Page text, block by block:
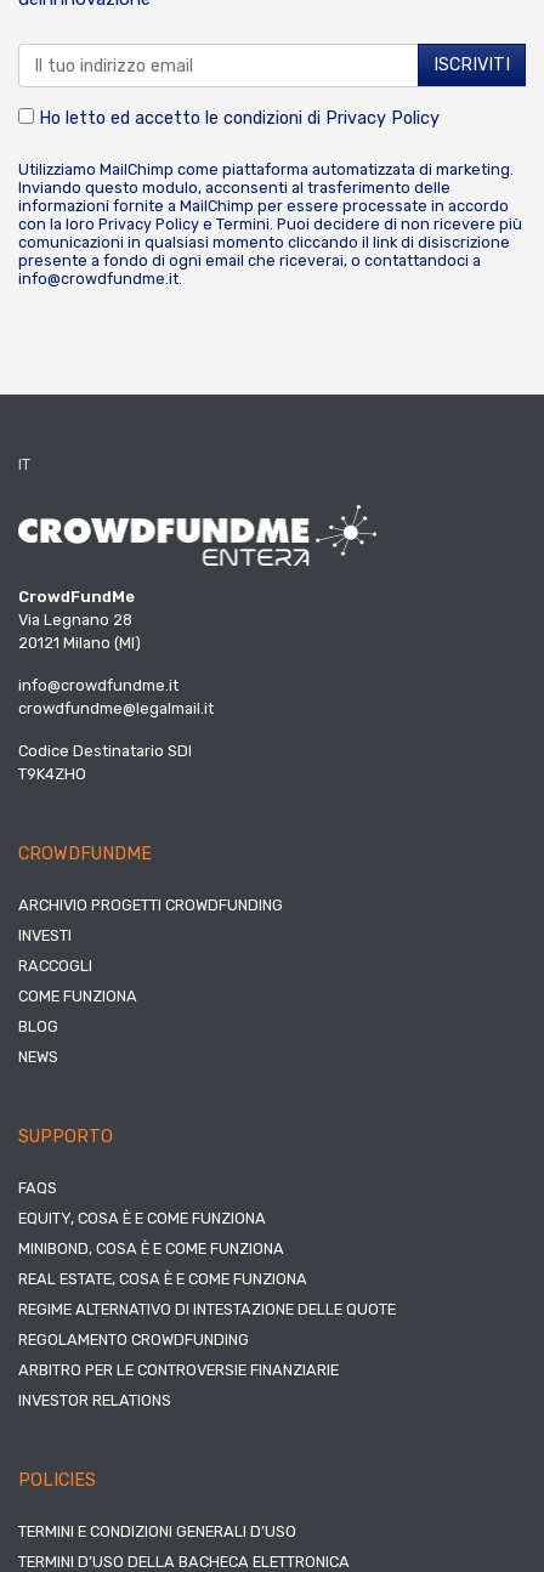
Ho letto ed accetto le condizioni di Privacy Policy
Utilizziamo MailChimp come piattaforma automatizzata di marketing.
Inviando questo modulo, acconsenti al trasferimento delle
informazioni fornite a MailChimp per essere processate in accordo
con la loro Privacy Policy e Termini . Puoi decidere di non ricevere più
comunicazioni in qualsiasi momento cliccando il link di disiscrizione
presente a fondo di ogni email che riceverai, o contattandoci a
info@crowdfundme.it
IT
CrowdFundMe
Via Legnano 28
20121 Milano (MI)
info@crowdfundme.it
crowdfundme@legalmail.it
Codice Destinatario SDI
T9K4ZHO
CROWDFUNDME
ARCHIVIO PROGETTI CROWDFUNDING
INVESTI
RACCOGLI
COME FUNZIONA
BLOG
NEWS
SUPPORTO
FAQS
EQUITY, COSA È E COME FUNZIONA
MINIBOND, COSA È E COME FUNZIONA
REAL ESTATE, COSA È E COME FUNZIONA
REGIME ALTERNATIVO DI INTESTAZIONE DELLE QUOTE
REGOLAMENTO CROWDFUNDING
ARBITRO PER LE CONTROVERSIE FINANZIARIE
INVESTOR RELATIONS
POLICIES
TERMINI E CONDIZIONI GENERALI D’USO
TERMINI D’USO DELLA BACHECA ELETTRONICA